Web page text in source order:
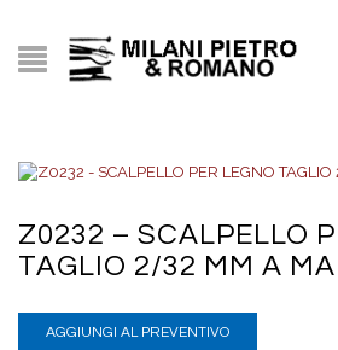
Z0232 – SCALPELLO
TAGLIO 2/32 MM A
AGGIUNGI AL PREVENTIVO